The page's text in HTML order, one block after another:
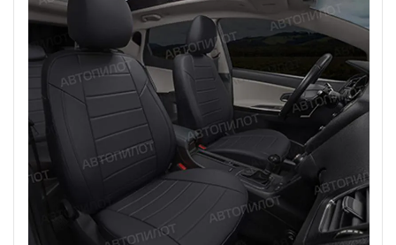
почта:
info@avtopilot1.ru